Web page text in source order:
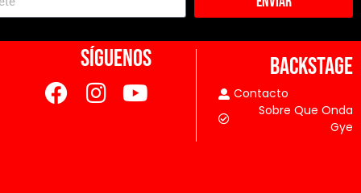
SÍGUENOS BACKSTAGE
Contacto
Sobre Que Onda
Gye